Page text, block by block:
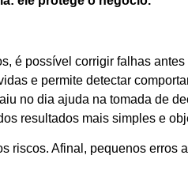
é possível corrigir falhas
e permite detectar
no dia ajuda na tomada de
resultados mais simples e
riscos. Afinal, pequenos erros